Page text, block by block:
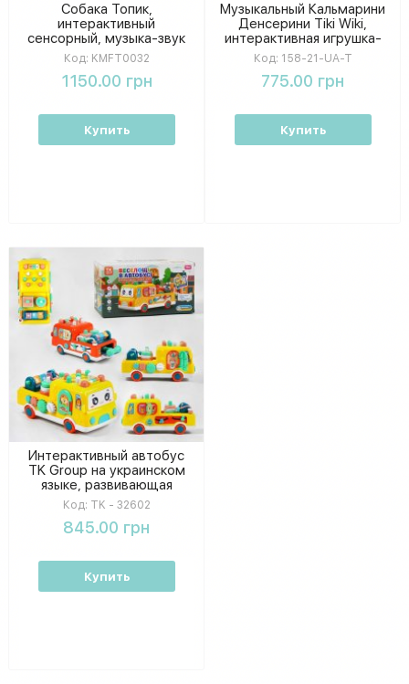
Собака Топик,
интерактивный
сенсорный, музыка-звук
украинский, свет, на
батарейке, в коробке 27-
20-15 см KMFT0032
Код: KMFT0032
1150.00 грн
Купить
Музыкальный Кальмарини
Денсерини Tiki Wiki,
интерактивная игрушка-
танцор для детей,
светится и двигается
Код: 158-21-UA-T
775.00 грн
Купить
Интерактивный автобус
TK Group на украинском
языке, развивающая
игрушка-стучалка с
песнями и казками, в
коробке
Код: TK - 32602
845.00 грн
Купить